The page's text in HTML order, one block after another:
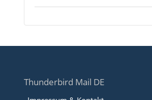
Thunderbird Mail DE